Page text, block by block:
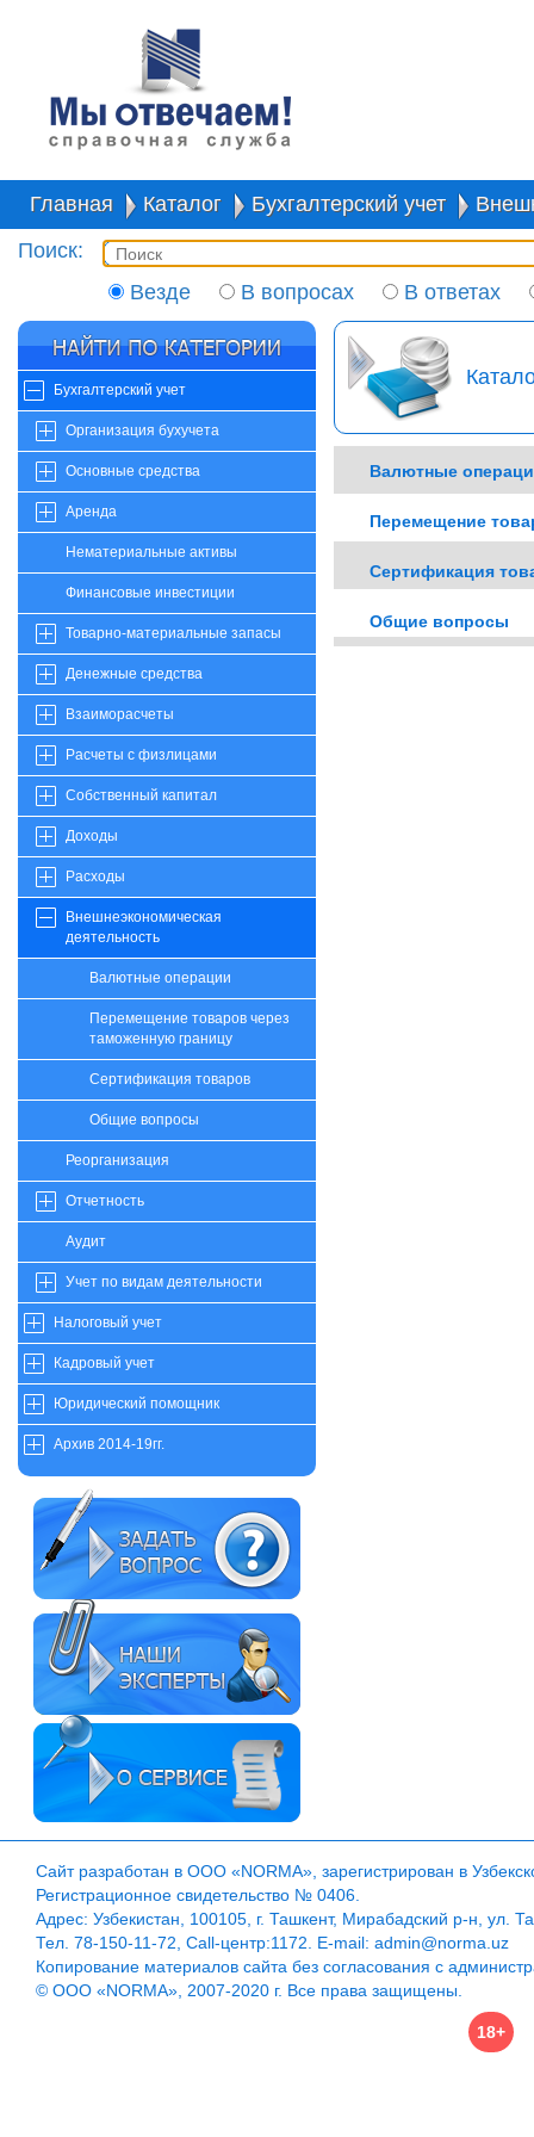
Главная Каталог Бухгалтерский учет
Поиск:
Везде
В вопросах В ответах
Бухгалтерский учет
Организация бухучета
Основные средства
Аренда
Нематериальные активы
Финансовые инвестиции
Товарно-материальные запасы
Денежные средства
Взаиморасчеты
Расчеты с физлицами
Собственный капитал
Доходы
Расходы
Внешнеэкономическая
деятельность
Валютные операции
Перемещение товаров через
таможенную границу
Сертификация товаров
Общие вопросы
Реорганизация
Отчетность
Аудит
Учет по видам деятельности
Налоговый учет
Кадровый учет
Юридический помощник
Архив 2014-19гг.
Валютные
Перемещение
Сертификация
Общие вопросы
Сайт разработан в ООО «NORMA», зарегистрирован в
Регистрационное свидетельство № 0406.
Адрес: Узбекистан, 100105, г. Ташкент, Мирабадский р-н, ул.
Тел. 78-150-11-72, Call-центр:1172. E-mail: admin@norma.uz
Копирование материалов сайта без согласования с
© ООО «NORMA», 2007-2020 г. Все права защищены.
18+